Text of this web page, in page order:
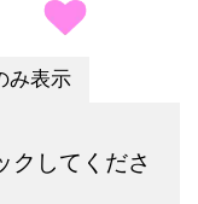
み表示
クしてくださ